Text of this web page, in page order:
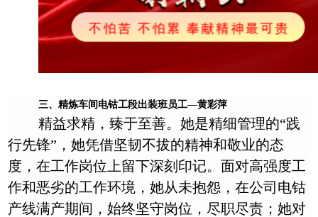
三、精炼车间电钴工段出装班员工—黄彩萍
精益求精，臻于至善。她是精细管理的“践
行先锋”，她凭借坚韧不拔的精神和敬业的态
度，在工作岗位上留下深刻印记。面对高强度工
作和恶劣的工作环境，她从未抱怨，在公司电钴
产线满产期间，始终坚守岗位，尽职尽责；她对